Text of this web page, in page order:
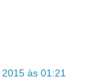
às 01:21